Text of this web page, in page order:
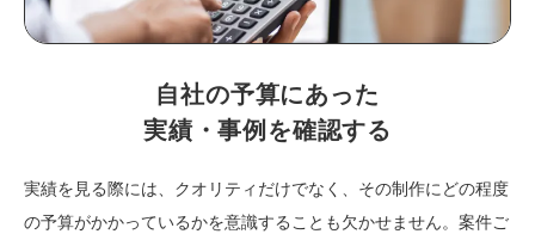
自社の予算にあった
実績・事例を確認する
実績を見る際には、クオリティだけでなく、その制作にどの程度
の予算がかかっているかを意識することも欠かせません。案件ご